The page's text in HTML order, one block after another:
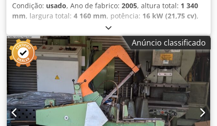
Condição: usado, Ano de fabrico: 2005, altura total: 1 340
mm, largura total: 4 160 mm, potência: 16 kW (21,75 cv),
1 060 mm
mm, Oferecemos esta serra de fita KASTO BBS U 10, série
102, usada, fabricada em 2005. Fabricante: KASTO Modelo:
BBS U 10 série 102 Ano de fabricação: 2005 Estado: usada
ID da categoria: 1638 ID do tipo: 1756 Tipo: serra de fita
Tensão da lâmina: • Largura da lâmina 54 mm: 55 bar •
Largura da lâmina 67 mm: 60 bar Dimensões gerais da
máquina: (Todas as dimensões relacionadas ao
comprimento de corte estão indicadas na página seguinte)
• Largura (com a proteção aberta), aprox.: 5.255 mm Cjdpfx
Anúncio classificado